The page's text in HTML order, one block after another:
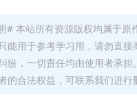
# 本站所有资源版权均属于原
能用于参考学习用，请勿直接
纷，一切责任均由使用者承担
的合法权益，可联系我们进行